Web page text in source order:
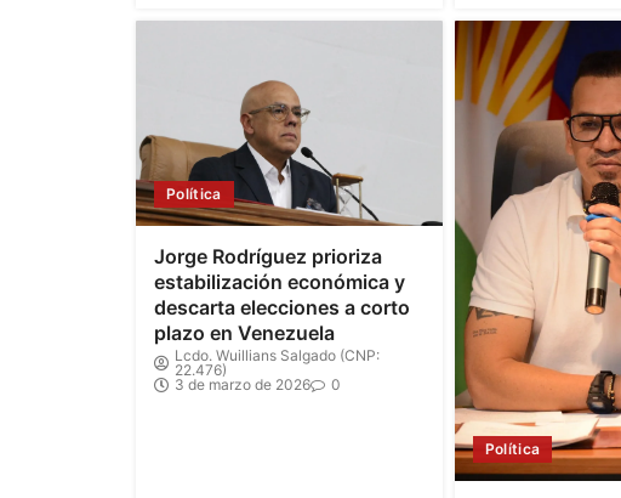
Política
Jorge Rodríguez prioriza
estabilización económica y
descarta elecciones a corto
plazo en Venezuela
Lcdo. Wuillians Salgado (CNP:
22.476)
3 de marzo de 2026
0
Política